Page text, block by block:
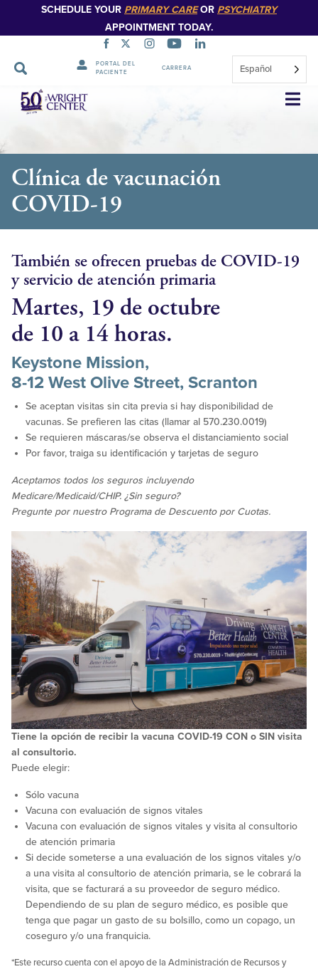
SCHEDULE YOUR PRIMARY CAREOR PSYCHIATRY
APPOINTMENT TODAY.
PORTAL DEL
PACIENTE
CARRERA Español
Saltar
navegación
Clínica de vacunación
COVID-19
También se ofrecen pruebas de COVID-19
y servicio de atención primaria
Martes, 19 de octubre
de 10 a 14 horas.
Keystone Mission,
8-12 West Olive Street, Scranton
Se aceptan visitas sin cita previa si hay disponibilidad de
vacunas. Se prefieren las citas (llamar al 570.230.0019)
Se requieren máscaras/se observa el distanciamiento social
Por favor, traiga su identificación y tarjetas de seguro
Aceptamos todos los seguros incluyendo
Medicare/Medicaid/CHIP. ¿Sin seguro?
Pregunte por nuestro Programa de Descuento por Cuotas.
Tiene la opción de recibir la vacuna COVID-19 CON o SIN visita
al consultorio.
Puede elegir:
Sólo vacuna
Vacuna con evaluación de signos vitales
Vacuna con evaluación de signos vitales y visita al consultorio
de atención primaria
Si decide someterse a una evaluación de los signos vitales y/o
a una visita al consultorio de atención primaria, se le cobrará la
visita, que se facturará a su proveedor de seguro médico.
Dependiendo de su plan de seguro médico, es posible que
tenga que pagar un gasto de su bolsillo, como un copago, un
coseguro y/o una franquicia.
*Este recurso cuenta con el apoyo de la Administración de Recursos y